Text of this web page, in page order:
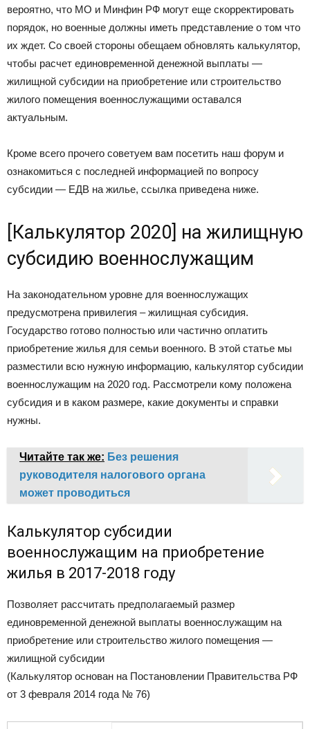
вероятно, что МО и Минфин РФ могут еще скорректировать
порядок, но военные должны иметь представление о том что
их ждет. Со своей стороны обещаем обновлять калькулятор,
чтобы расчет единовременной денежной выплаты —
жилищной субсидии на приобретение или строительство
жилого помещения военнослужащими оставался
актуальным.
Кроме всего прочего советуем вам посетить наш форум и
ознакомиться с последней информацией по вопросу
субсидии — ЕДВ на жилье, ссылка приведена ниже.
[Калькулятор 2020] на жилищную
субсидию военнослужащим
На законодательном уровне для военнослужащих
предусмотрена привилегия – жилищная субсидия.
Государство готово полностью или частично оплатить
приобретение жилья для семьи военного. В этой статье мы
разместили всю нужную информацию, калькулятор субсидии
военнослужащим на 2020 год. Рассмотрели кому положена
субсидия и в каком размере, какие документы и справки
нужны.
Читайте так же: Без решения
руководителя налогового органа
может проводиться
Калькулятор субсидии
военнослужащим на приобретение
жилья в 2017-2018 году
Позволяет рассчитать предполагаемый размер
единовременной денежной выплаты военнослужащим на
приобретение или строительство жилого помещения —
жилищной субсидии
(Калькулятор основан на Постановлении Правительства РФ
от 3 февраля 2014 года № 76)